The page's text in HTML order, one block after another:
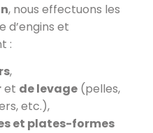
, nous effectuons les
d’engins et
:
,
et de levage (pelles,
etc.),
et plates-formes